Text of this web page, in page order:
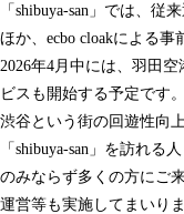
「shibuya-san」では、従
ほか、ecbo cloakによる事
2026年4月中には、羽田
ビスも開始する予定です。
渋谷という街の回遊性向
「shibuya-san」を訪れる
のみならず多くの方にご
運営等も実施してまいり